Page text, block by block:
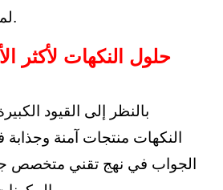
لمنع التلوث المتبادل.
حلول النكهات لأكثر
بالنظر إلى القيود
النكهات منتجات آمنة
الجواب في نهج تقني متخصص